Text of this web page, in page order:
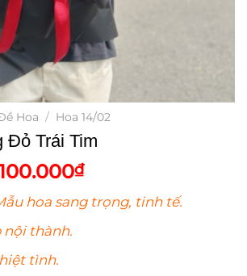
Hoa / Hoa 14/02
Đỏ Trái Tim
₫Giá
tại
hoa sang trọng, tinh tế.
nội thành.
tình.